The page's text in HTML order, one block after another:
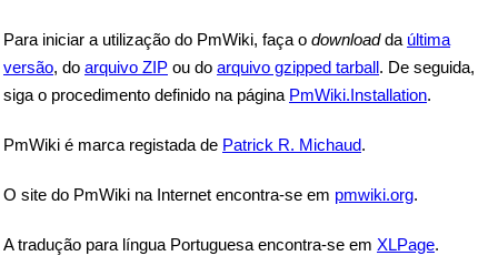
Para iniciar a utilização do PmWiki, faça o downloadda última
versão, do arquivo ZIP ou do arquivo gzipped tarball. De seguida,
siga o procedimento definido na página PmWiki.Installation.
PmWiki é marca registada de Patrick R. Michaud.
O site do PmWiki na Internet encontra-se em pmwiki.org.
A tradução para língua Portuguesa encontra-se em XLPage.